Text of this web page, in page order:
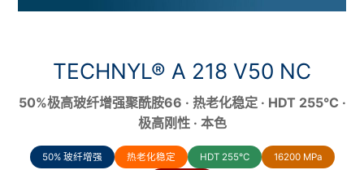
TECHNYL® A 218 V50 NC
50%极高玻纤增强聚酰胺66 · 热老化稳定 · HDT 255°C ·
极高刚性 · 本色
50% 玻纤增强 热老化稳定 HDT 255°C
16200 MPa